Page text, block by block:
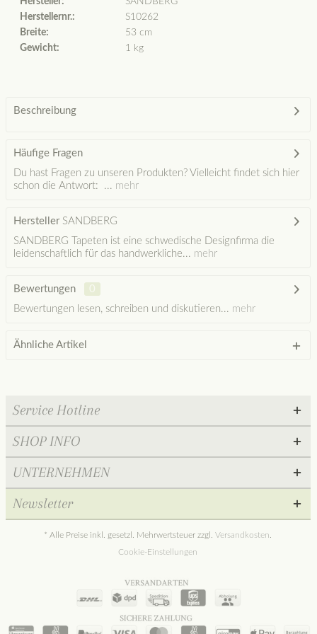
Herstellernr.:
S10262
Breite:
53 cm
Gewicht:
1 kg
Beschreibung
Häufige Fragen
Du hast Fragen zu unseren Produkten? Vielleicht findet sich hier
schon die Antwort: ... mehr
HerstellerSANDBERG
SANDBERG Tapeten ist eine schwedische Designfirma die
leidenschaftlich für das handwerkliche... mehr
Bewertungen
0
Bewertungen lesen, schreiben und diskutieren... mehr
Ähnliche Artikel
Service Hotline
SHOP INFO
UNTERNEHMEN
Newsletter
* Alle Preise inkl. gesetzl. Mehrwertsteuer zzgl.Versandkosten
Cookie-Einstellungen